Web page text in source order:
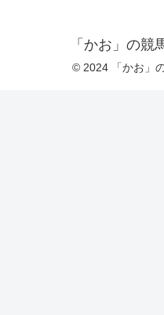
「かお」の競
© 2024 「かお」